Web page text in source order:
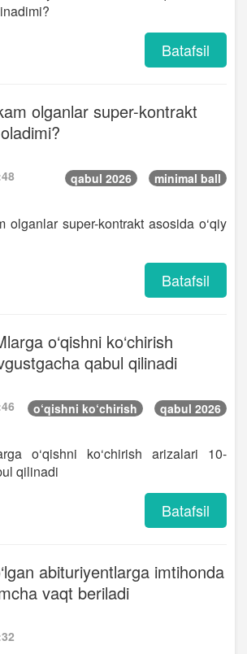
Batafsil
olganlar super-kontrakt
qabul 2026 minimal ball
olganlar super-kontrakt asosida o‘qiy
Batafsil
o‘qishni ko‘chirish
qabul qilinadi
o‘qishni ko‘chirish qabul 2026
o‘qishni ko‘chirish arizalari 10-
qilinadi
Batafsil
abituriyentlarga imtihonda
vaqt beriladi